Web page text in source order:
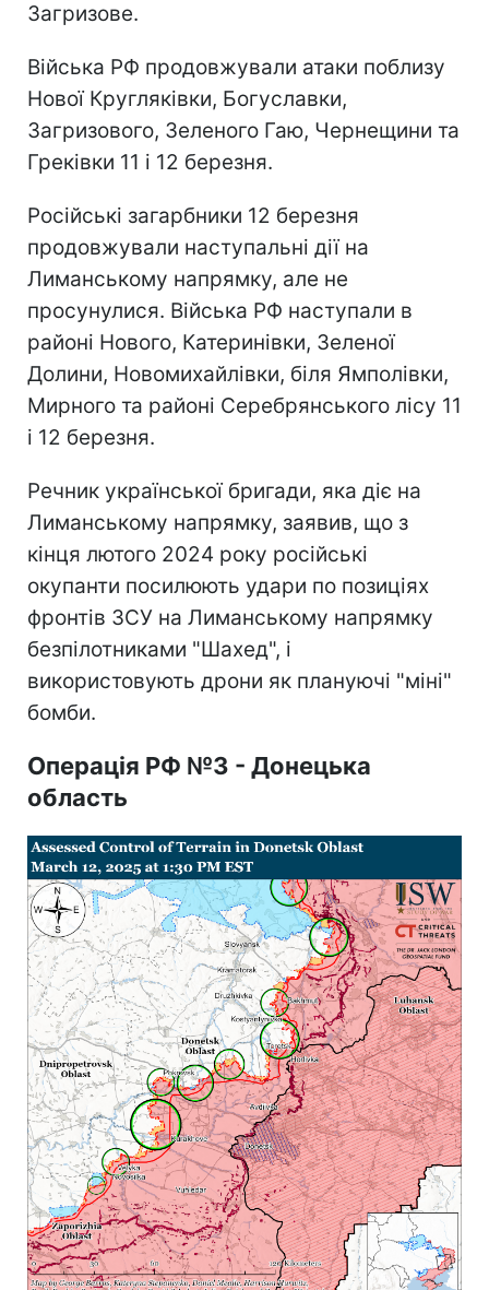
Загризове.
Війська РФ продовжували атаки поблизу
Нової Кругляківки, Богуславки,
Загризового, Зеленого Гаю, Чернещини та
Греківки 11 і 12 березня.
Російські загарбники 12 березня
продовжували наступальні дії на
Лиманському напрямку, але не
просунулися. Війська РФ наступали в
районі Нового, Катеринівки, Зеленої
Долини, Новомихайлівки, біля Ямполівки,
Мирного та районі Серебрянського лісу 11
і 12 березня.
Речник української бригади, яка діє на
Лиманському напрямку, заявив, що з
кінця лютого 2024 року російські
окупанти посилюють удари по позиціях
фронтів ЗСУ на Лиманському напрямку
безпілотниками "Шахед", і
використовують дрони як плануючі "міні"
бомби.
Операція РФ №3 - Донецька
область